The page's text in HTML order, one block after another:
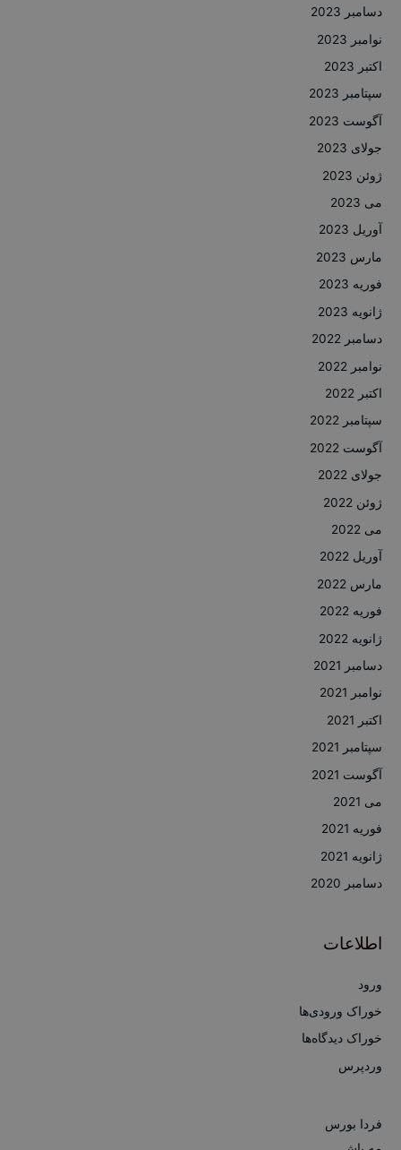
دسامبر 2023
نوامبر 2023
اکتبر 2023
سپتامبر 2023
آگوست 2023
جولای 2023
ژوئن 2023
می 2023
آوریل 2023
مارس 2023
فوریه 2023
ژانویه 2023
دسامبر 2022
نوامبر 2022
اکتبر 2022
سپتامبر 2022
آگوست 2022
جولای 2022
ژوئن 2022
می 2022
آوریل 2022
مارس 2022
فوریه 2022
ژانویه 2022
دسامبر 2021
نوامبر 2021
اکتبر 2021
سپتامبر 2021
آگوست 2021
می 2021
فوریه 2021
ژانویه 2021
دسامبر 2020
اطلاعات
ورود
خوراک ورودی‌ها
خوراک دیدگاه‌ها
وردپرس
فردا بورس